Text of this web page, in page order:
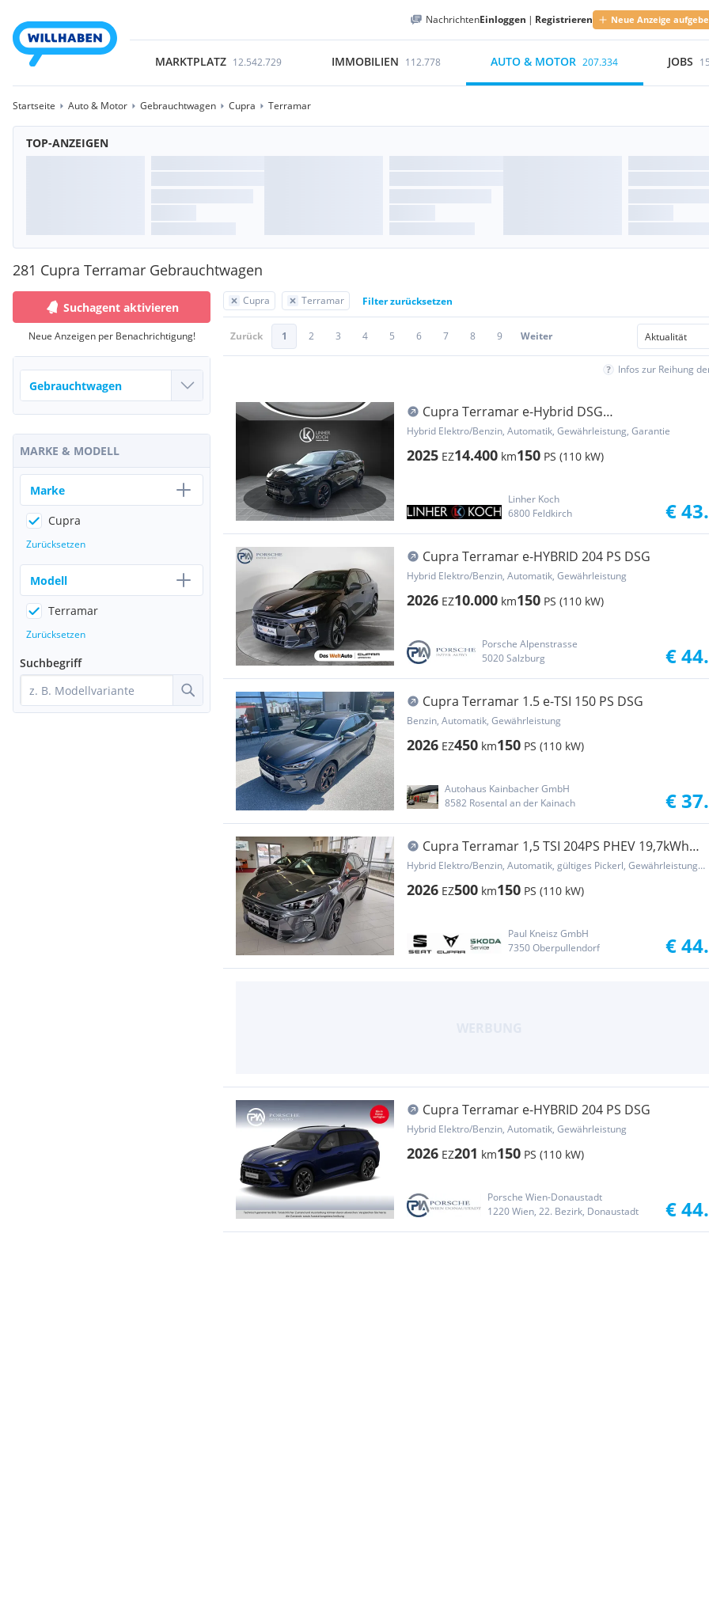
NachrichtenEinloggen | Registrieren Neue Anzeige
MARKTPLATZ 12.542.729 IMMOBILIEN 112.778 AUTO & MOTOR 207.334 JOBS
Startseite Auto & Motor Gebrauchtwagen Cupra Terramar
TOP-ANZEIGEN
281 Cupra Terramar Gebrauchtwagen
Cupra Terramar Filter zurücksetzen
Zurück 1 2 3 4 5 6 7 8 9 Weiter
Infos zur Reihung
Cupra Terramar e-Hybrid DSG
''DYNAMICA+20''+HEADUP''
Hybrid Elektro/Benzin, Automatik, Gewährleistung, Garantie
2025 EZ14.400 km150 PS (110 kW)
Linher Koch
6800 Feldkirch
€
Cupra Terramar e-HYBRID 204 PS DSG
Hybrid Elektro/Benzin, Automatik, Gewährleistung
2026 EZ10.000 km150 PS (110 kW)
Porsche Alpenstrasse
5020 Salzburg
€
Cupra Terramar 1.5 e-TSI 150 PS DSG
Benzin, Automatik, Gewährleistung
2026 EZ450 km150 PS (110 kW)
Autohaus Kainbacher GmbH
8582 Rosental an der Kainach
€
Cupra Terramar 1,5 TSI 204PS PHEV 19,7kWh
Cupra DSG
Hybrid Elektro/Benzin, Automatik, gültiges Pickerl, Gewährleistung, Garantie
2026 EZ500 km150 PS (110 kW)
Paul Kneisz GmbH
7350 Oberpullendorf
€
Cupra Terramar e-HYBRID 204 PS DSG
Hybrid Elektro/Benzin, Automatik, Gewährleistung
2026 EZ201 km150 PS (110 kW)
Porsche Wien-Donaustadt
1220 Wien, 22. Bezirk, Donaustadt
€
Suchagent aktivieren
Neue Anzeigen per Benachrichtigung!
MARKE & MODELL
Marke
Cupra
Zurücksetzen
Modell
Terramar
Zurücksetzen
Suchbegriff